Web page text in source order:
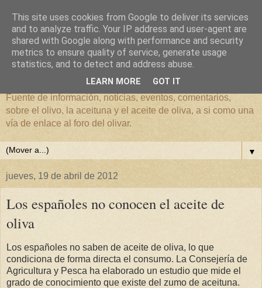
El mundo del Olivar
Fuente de información, noticias, eventos, comentarios,
sobre el olivo, la aceituna y el aceite de oliva, a si como una
vía de enlace al foro del olivar.
▼
jueves, 19 de abril de 2012
Los españoles no conocen el aceite de
oliva
Los españoles no saben de aceite de oliva, lo que
condiciona de forma directa el consumo. La Consejería de
Agricultura y Pesca ha elaborado un estudio que mide el
grado de conocimiento que existe del zumo de aceituna.
This site uses cookies from Google to deliver its services
and to analyze traffic. Your IP address and user-agent are
shared with Google along with performance and security
metrics to ensure quality of service, generate usage
statistics, and to detect and address abuse.
LEARN MORE GOT IT